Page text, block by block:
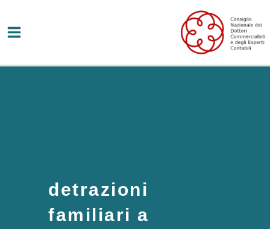
contenuto
detrazioni
familiari a